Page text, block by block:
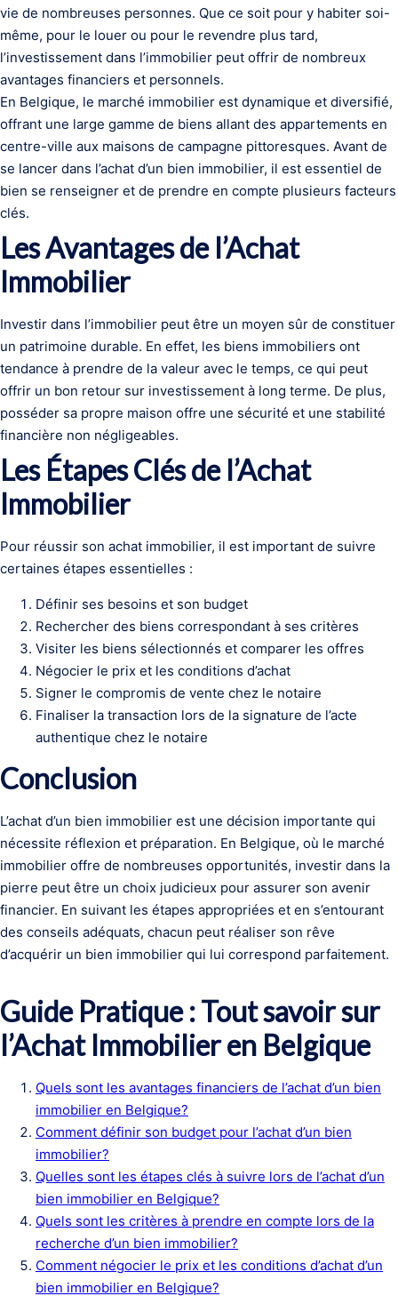
vie de nombreuses personnes. Que ce soit pour y habiter soi-
même, pour le louer ou pour le revendre plus tard,
l’investissement dans l’immobilier peut offrir de nombreux
avantages financiers et personnels.
En Belgique, le marché immobilier est dynamique et diversifié,
offrant une large gamme de biens allant des appartements en
centre-ville aux maisons de campagne pittoresques. Avant de
se lancer dans l’achat d’un bien immobilier, il est essentiel de
bien se renseigner et de prendre en compte plusieurs facteurs
clés.
Les Avantages de l’Achat
Immobilier
Investir dans l’immobilier peut être un moyen sûr de constituer
un patrimoine durable. En effet, les biens immobiliers ont
tendance à prendre de la valeur avec le temps, ce qui peut
offrir un bon retour sur investissement à long terme. De plus,
posséder sa propre maison offre une sécurité et une stabilité
financière non négligeables.
Les Étapes Clés de l’Achat
Immobilier
Pour réussir son achat immobilier, il est important de suivre
certaines étapes essentielles :
Définir ses besoins et son budget
Rechercher des biens correspondant à ses critères
Visiter les biens sélectionnés et comparer les offres
Négocier le prix et les conditions d’achat
Signer le compromis de vente chez le notaire
Finaliser la transaction lors de la signature de l’acte
authentique chez le notaire
Conclusion
L’achat d’un bien immobilier est une décision importante qui
nécessite réflexion et préparation. En Belgique, où le marché
immobilier offre de nombreuses opportunités, investir dans la
pierre peut être un choix judicieux pour assurer son avenir
financier. En suivant les étapes appropriées et en s’entourant
des conseils adéquats, chacun peut réaliser son rêve
d’acquérir un bien immobilier qui lui correspond parfaitement.
Guide Pratique : Tout savoir sur
l’Achat Immobilier en Belgique
Quels sont les avantages financiers de l’achat d’un bien
immobilier en Belgique?
Comment définir son budget pour l’achat d’un bien
immobilier?
Quelles sont les étapes clés à suivre lors de l’achat d’un
bien immobilier en Belgique?
Quels sont les critères à prendre en compte lors de la
recherche d’un bien immobilier?
Comment négocier le prix et les conditions d’achat d’un
bien immobilier en Belgique?